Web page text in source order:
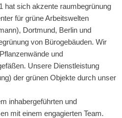
hat sich akzente raumbegrünung
für grüne Arbeitswelten
Dortmund, Berlin und
von Bürogebäuden. Wir
und
Unsere Dienstleistung
der grünen Objekte durch unser
inhabergeführten und
mit einem engagierten Team.